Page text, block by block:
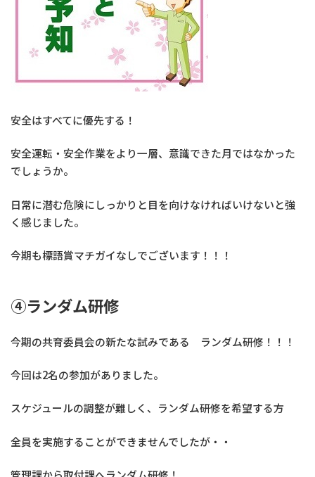
安全はすべてに優先する！
安全運転・安全作業をより一層、意識できた月ではなかった
でしょうか。
日常に潜む危険にしっかりと目を向けなければいけないと強
く感じました。
今期も標語賞マチガイなしでございます！！！
④ランダム研修
今期の共育委員会の新たな試みである ランダム研修！！！
今回は2名の参加がありました。
スケジュールの調整が難しく、ランダム研修を希望する方
全員を実施することができませんでしたが・・